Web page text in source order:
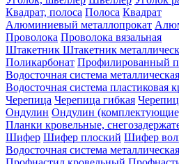
Квадрат, полоса Полоса Квадрат
Алюминиевый металлопрокат
Проволока Проволока вязальная
Штакетник Штакетник
Поликарбонат Профилированный
Водосточная система
Водосточная система пластиковая
Черепица Черепица гибкая
Ондулин Ондулин
Планки кровельные,
Шифер Шифер плоский Шифер
Водосточная система